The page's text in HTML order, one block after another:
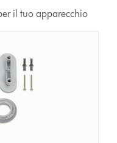
il tuo apparecchio